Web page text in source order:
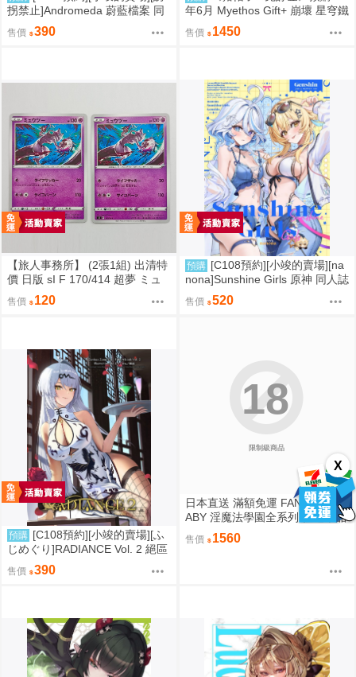
X
拐禁止]Andromeda 蔚藍檔案 同
人誌id=3727344
售價 390
年6月 Myethos Gift+ 崩壞 星穹鐵
道 白厄 列車環遊記Ver 1/8 1011
售價 1450
【旅人事務所】 (2張1組) 出清特
價 日版 sI F 170/414 超夢 ミュ
ウツー PTCG 寶可夢 卡牌【原售
價480元 特價120元】
售價 120
預購 [C108預約][小竣的賣場][na
nona]Sunshine Girls 原神 同人誌
id=3774614
售價 520
預購 [C108預約][小竣的賣場][ふ
じめぐり]RADIANCE Vol. 2 絕區
零 同人誌id=3755087
售價 390
限制級商品
18
日本直送 滿額免運 FANTASTICB
ABY 淫魔法學園全系列 任選單品
/ 3位學妹豪華全套組 疾風雷神
售價 1560